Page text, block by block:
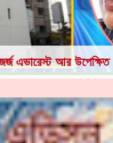
এভারেস্ট আর উপেক্ষিত